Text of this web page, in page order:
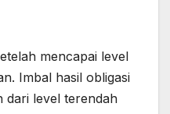
mencapai level
Imbal hasil obligasi
dari level terendah